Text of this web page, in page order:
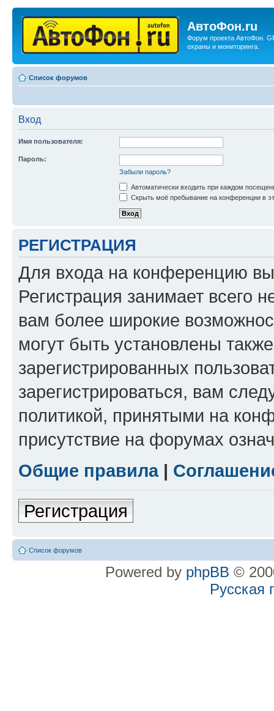
АвтоФон.ru
Форум проекта АвтоФон.
охраны и мониторинга.
Список форумов
Вход
Имя пользователя:
Пароль:
Забыли пароль?
Автоматически входить при каждом
Скрыть моё пребывание на конференции в
РЕГИСТРАЦИЯ
Для входа на конференцию
Регистрация занимает всего
вам более широкие
могут быть установлены
зарегистрированных
зарегистрироваться, вам
политикой, принятыми на
присутствие на форумах
Общие правила|
Регистрация
Список форумов
Powered by phpBB ©
Русская